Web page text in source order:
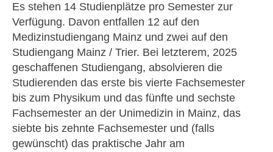
Es stehen 14 Studienplätze pro Semester zur
Verfügung. Davon entfallen 12 auf den
Medizinstudiengang Mainz und zwei auf den
Studiengang Mainz / Trier. Bei letzterem, 2025
geschaffenen Studiengang, absolvieren die
Studierenden das erste bis vierte Fachsemester
bis zum Physikum und das fünfte und sechste
Fachsemester an der Unimedizin in Mainz, das
siebte bis zehnte Fachsemester und (falls
gewünscht) das praktische Jahr am